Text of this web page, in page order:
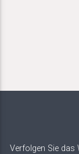
Verfolgen Sie das